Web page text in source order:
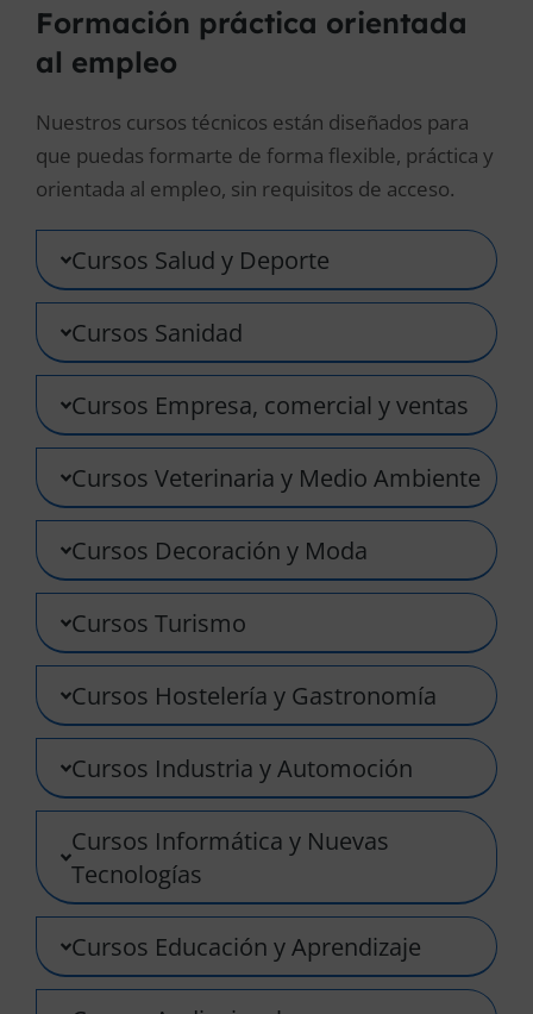
Formación práctica orientada
al empleo
Nuestros cursos técnicos están diseñados para
que puedas formarte de forma flexible, práctica y
orientada al empleo, sin requisitos de acceso.
Cursos Salud y Deporte
Cursos Sanidad
Cursos Empresa, comercial y ventas
Cursos Veterinaria y Medio Ambiente
Cursos Decoración y Moda
Cursos Turismo
Cursos Hostelería y Gastronomía
Cursos Industria y Automoción
Cursos Informática y Nuevas
Tecnologías
Cursos Educación y Aprendizaje